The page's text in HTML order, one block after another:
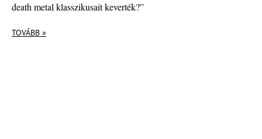
death metal klasszikusait keverték?”
TOVÁBB »